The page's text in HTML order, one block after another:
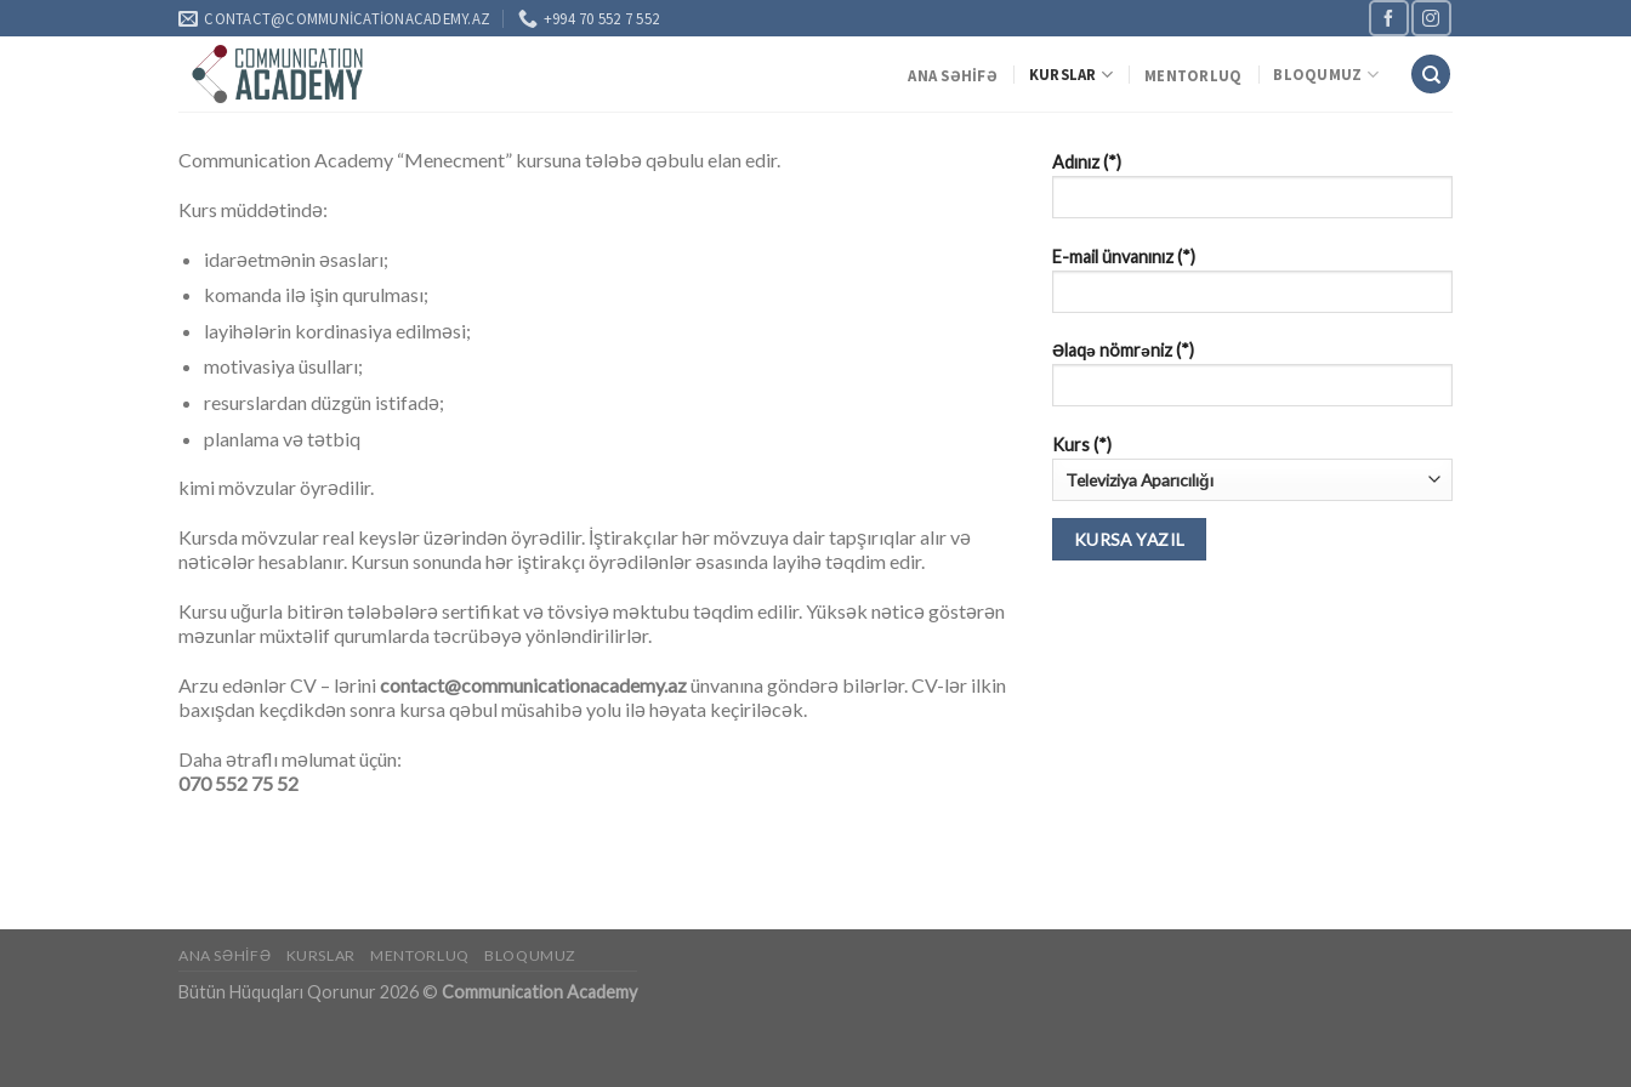
to
CONTACT@COMMUNICATIONACADEMY.AZ +994 70 552 7 552
ANA SƏHIFƏ KURSLAR MENTORLUQ BLOQUMUZ
Communication Academy “Menecment” kursuna tələbə qəbulu elan edir.
Kurs müddətində:
idarəetmənin əsasları;
komanda ilə işin qurulması;
layihələrin kordinasiya edilməsi;
motivasiya üsulları;
resurslardan düzgün istifadə;
planlama və tətbiq
kimi mövzular öyrədilir.
Kursda mövzular real keyslər üzərindən öyrədilir. İştirakçılar hər mövzuya dair tapşırıqlar alır və
nəticələr hesablanır. Kursun sonunda hər iştirakçı öyrədilənlər əsasında layihə təqdim edir.
Kursu uğurla bitirən tələbələrə sertifikat və tövsiyə məktubu təqdim edilir. Yüksək nəticə göstərən
məzunlar müxtəlif qurumlarda təcrübəyə yönləndirilirlər.
Arzu edənlər CV – lərini contact@communicationacademy.azünvanına göndərə bilərlər. CV-lər ilkin
baxışdan keçdikdən sonra kursa qəbul müsahibə yolu ilə həyata keçiriləcək.
Daha ətraflı məlumat üçün:
070 552 75 52
Adınız (*)
E-mail ünvanınız (*)
Əlaqə nömrəniz (*)
Kurs (*)
ANA SƏHIFƏ KURSLAR MENTORLUQ BLOQUMUZ
Bütün Hüquqları Qorunur 2026 © Communication Academy